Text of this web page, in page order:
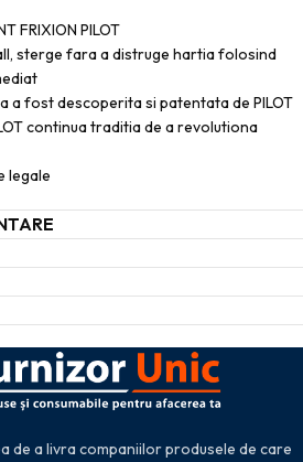
FRIXION PILOT
sterge fara a distruge hartia folosind
a fost descoperita si patentata de PILOT
continua traditia de a revolutiona
legale
de a livra companiilor produsele de care